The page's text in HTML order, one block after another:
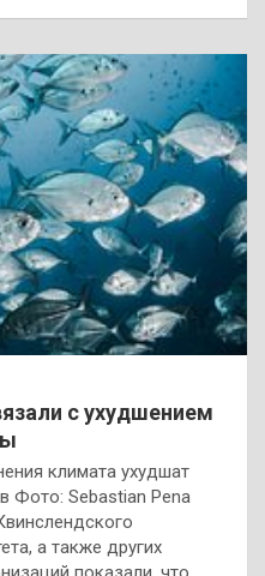
с ухудшением
климата ухудшат
Фото: Sebastian Pena
а также других